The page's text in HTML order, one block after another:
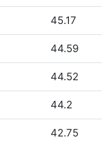
45.17
44.59
44.52
44.2
42.75